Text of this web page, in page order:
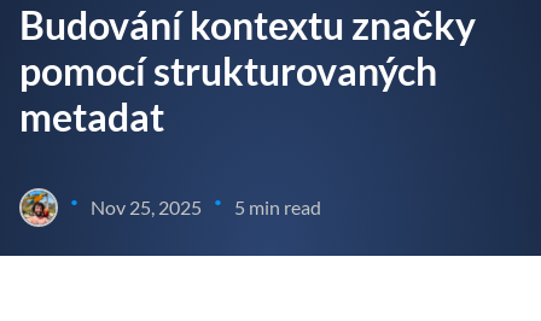
Budování kontextu značky
pomocí strukturovaných
metadat
• Nov 25, 2025 • 5 min read